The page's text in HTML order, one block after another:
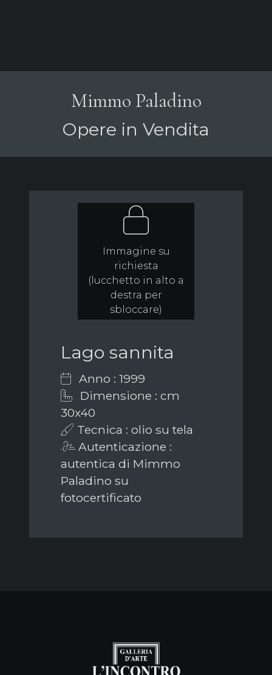
Mimmo Paladino
Opere in Vendita
Immagine su
richiesta
(lucchetto in alto a
destra per
sbloccare)
Lago sannita
Anno : 1999
Dimensione : cm
30x40
Tecnica : olio su tela
Autenticazione :
autentica di Mimmo
Paladino su
fotocertificato